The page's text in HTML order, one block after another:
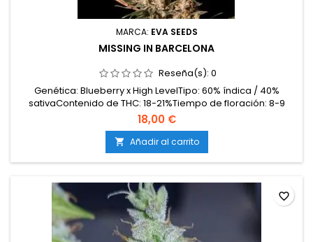
MARCA: EVA SEEDS
MISSING IN BARCELONA
Reseña(s): 0
Genética: Blueberry x High LevelTipo: 60% índica / 40%
sativaContenido de THC: 18-21%Tiempo de floración: 8-9
semanas en interiorProducción en interior: 500-600
g/m²Producción en exterior: 700-950 g/planta (lista a
mediados de octubre)Altura: 80-120 cm en interior; hasta
200-220 cm en exteriorAromas y sabores: Intensamente...
18,00 €
 Añadir al carrito
favorite_border